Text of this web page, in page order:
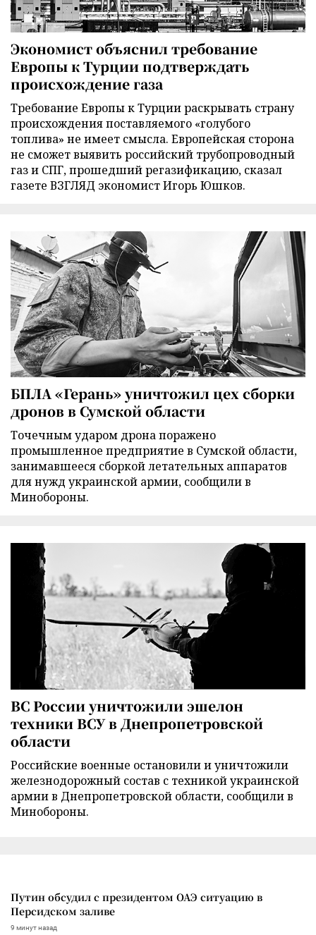
Экономист объяснил требование
Европы к Турции подтверждать
происхождение газа
Требование Европы к Турции раскрывать страну
происхождения поставляемого «голубого
топлива» не имеет смысла. Европейская сторона
не сможет выявить российский трубопроводный
газ и СПГ, прошедший регазификацию, сказал
газете ВЗГЛЯД экономист Игорь Юшков.
БПЛА «Герань» уничтожил цех сборки
дронов в Сумской области
Точечным ударом дрона поражено
промышленное предприятие в Сумской области,
занимавшееся сборкой летательных аппаратов
для нужд украинской армии, сообщили в
Минобороны.
ВС России уничтожили эшелон
техники ВСУ в Днепропетровской
области
Российские военные остановили и уничтожили
железнодорожный состав с техникой украинской
армии в Днепропетровской области, сообщили в
Минобороны.
Путин обсудил с президентом ОАЭ ситуацию в
Персидском заливе
9 минут назад